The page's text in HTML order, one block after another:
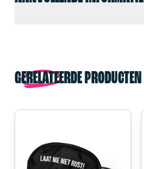
GERELATEERDE PRODUCTEN